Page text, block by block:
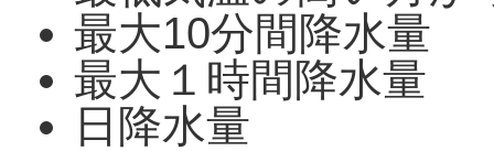
最大10分間降水量
最大１時間降水量
日降水量